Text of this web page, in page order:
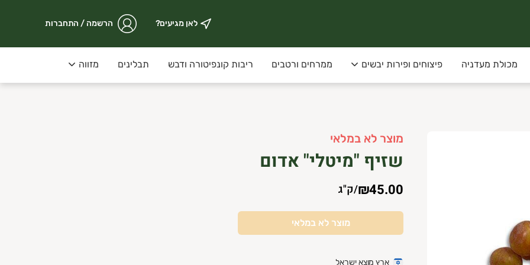
ניר ישראל, תלמי יפה
לאן מגיעים? הרשמה / התחברות
מכולת מעדניה פיצוחים ופירות יבשים ממרחים ורטבים ריבות קונפיטורה ודבש תבלינים מזווה
מוצר לא במלאי
שזיף "מיטלי" אדום
₪45.00
/ק"ג
מוצר לא במלאי
ארץ מוצא ישראל